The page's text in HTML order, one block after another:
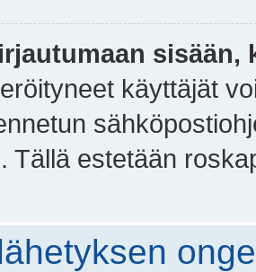
sisään,
käyttäjät
Tällä estetään